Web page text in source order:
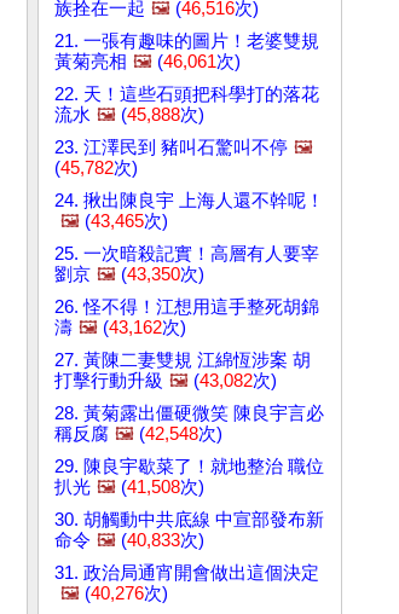
族拴在一起 🖼️ (46,516次)
21. 一張有趣味的圖片！老婆雙規
黃菊亮相 🖼️ (46,061次)
22. 天！這些石頭把科學打的落花
流水 🖼️ (45,888次)
23. 江澤民到 豬叫石驚叫不停 🖼️
(45,782次)
24. 揪出陳良宇 上海人還不幹呢！
🖼️ (43,465次)
25. 一次暗殺記實！高層有人要宰
劉京 🖼️ (43,350次)
26. 怪不得！江想用這手整死胡錦
濤 🖼️ (43,162次)
27. 黃陳二妻雙規 江綿恆涉案 胡
打擊行動升級 🖼️ (43,082次)
28. 黃菊露出僵硬微笑 陳良宇言必
稱反腐 🖼️ (42,548次)
29. 陳良宇歇菜了！就地整治 職位
扒光 🖼️ (41,508次)
30. 胡觸動中共底線 中宣部發布新
命令 🖼️ (40,833次)
31. 政治局通宵開會做出這個決定
🖼️ (40,276次)